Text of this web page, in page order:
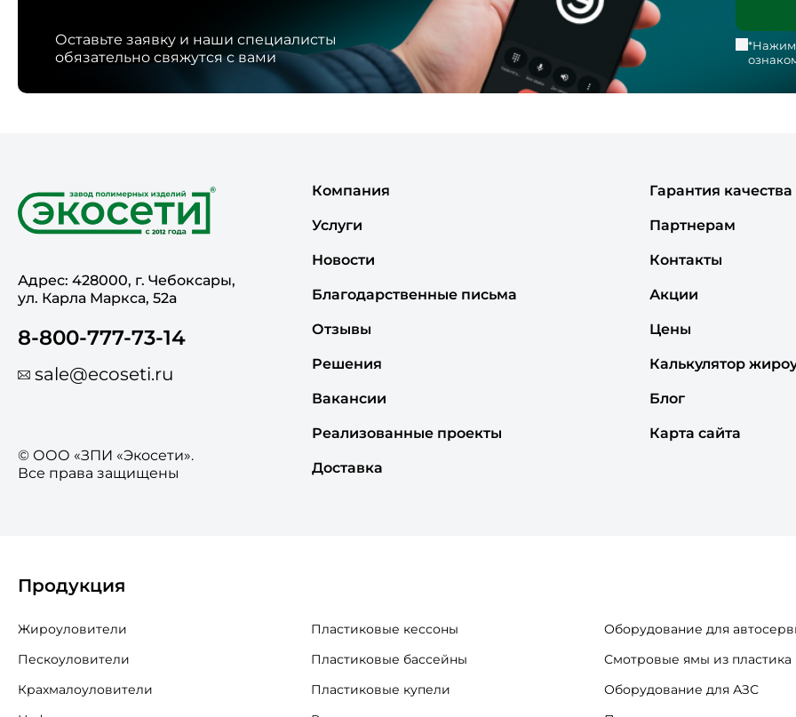
Оставьте заявку и наши специалисты
обязательно свяжутся с вами
Адрес: 428000, г. Чебоксары,
ул. Карла Маркса, 52а
8-800-777-73-14
sale@ecoseti.ru
© ООО «ЗПИ «Экосети».
Все права защищены
Компания
Услуги
Новости
Благодарственные письма
Отзывы
Решения
Вакансии
Реализованные проекты
Доставка
Гарантия качества
Партнерам
Контакты
Акции
Цены
Калькулятор
Блог
Карта сайта
Продукция
Жироуловители
Пескоуловители
Крахмалоуловители
Пластиковые кессоны
Пластиковые бассейны
Пластиковые купели
Оборудование для
Смотровые ямы из пластика
Оборудование для АЗС